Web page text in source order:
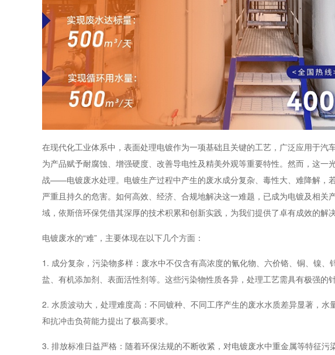
在现代化工业体系中，表面处理电镀作为一项基础且关键的工艺，广泛应用于汽
为产品赋予耐腐蚀、增强硬度、改善导电性及精美外观等重要特性。然而，这一
战——电镀废水处理。电镀生产过程中产生的废水成分复杂、毒性大、难降解，
严重且持久的危害。如何高效、经济、合规地解决这一难题，已成为电镀及相关
域，依斯倍环保凭借其深厚的技术积累和创新实践，为我们提供了卓有成效的解决
电镀废水的“难”，主要体现在以下几个方面：
1. 成分复杂，污染物多样：废水中不仅含有高浓度的氰化物、六价铬、铜、镍、
盐、有机添加剂、表面活性剂等。这些污染物性质各异，处理工艺需具有极强的
2. 水质波动大，处理难度高：不同镀种、不同工序产生的废水水质差异显著，
和抗冲击负荷能力提出了极高要求。
3. 排放标准日益严格：随着环保法规的不断收紧，对电镀废水中重金属等特征